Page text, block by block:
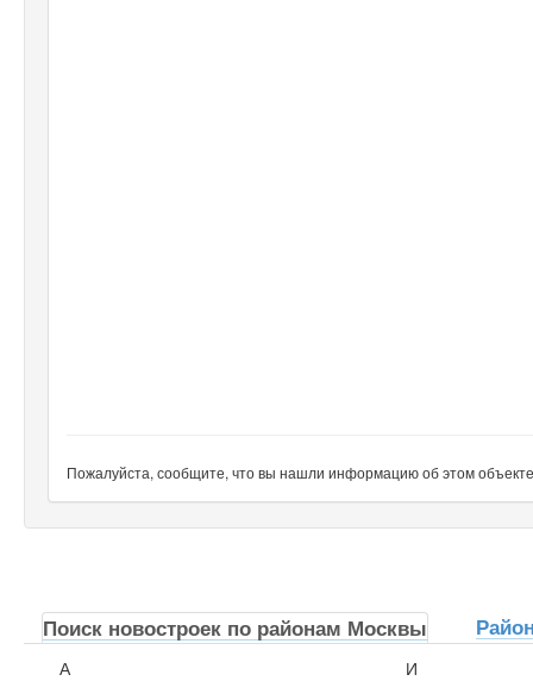
Пожалуйста, сообщите, что вы нашли информацию об этом
Поиск новостроек по районам Москвы
А
И